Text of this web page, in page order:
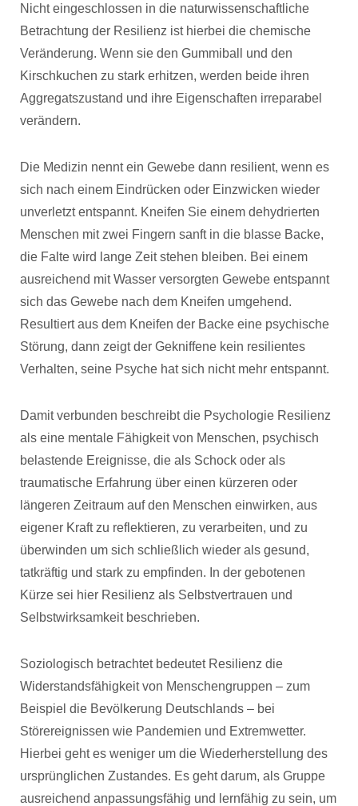
Nicht eingeschlossen in die naturwissenschaftliche
Betrachtung der Resilienz ist hierbei die chemische
Veränderung. Wenn sie den Gummiball und den
Kirschkuchen zu stark erhitzen, werden beide ihren
Aggregatszustand und ihre Eigenschaften irreparabel
verändern.
Die Medizin nennt ein Gewebe dann resilient, wenn es
sich nach einem Eindrücken oder Einzwicken wieder
unverletzt entspannt. Kneifen Sie einem dehydrierten
Menschen mit zwei Fingern sanft in die blasse Backe,
die Falte wird lange Zeit stehen bleiben. Bei einem
ausreichend mit Wasser versorgten Gewebe entspannt
sich das Gewebe nach dem Kneifen umgehend.
Resultiert aus dem Kneifen der Backe eine psychische
Störung, dann zeigt der Gekniffene kein resilientes
Verhalten, seine Psyche hat sich nicht mehr entspannt.
Damit verbunden beschreibt die Psychologie Resilienz
als eine mentale Fähigkeit von Menschen, psychisch
belastende Ereignisse, die als Schock oder als
traumatische Erfahrung über einen kürzeren oder
längeren Zeitraum auf den Menschen einwirken, aus
eigener Kraft zu reflektieren, zu verarbeiten, und zu
überwinden um sich schließlich wieder als gesund,
tatkräftig und stark zu empfinden. In der gebotenen
Kürze sei hier Resilienz als Selbstvertrauen und
Selbstwirksamkeit beschrieben.
Soziologisch betrachtet bedeutet Resilienz die
Widerstandsfähigkeit von Menschengruppen – zum
Beispiel die Bevölkerung Deutschlands – bei
Störereignissen wie Pandemien und Extremwetter.
Hierbei geht es weniger um die Wiederherstellung des
ursprünglichen Zustandes. Es geht darum, als Gruppe
ausreichend anpassungsfähig und lernfähig zu sein, um